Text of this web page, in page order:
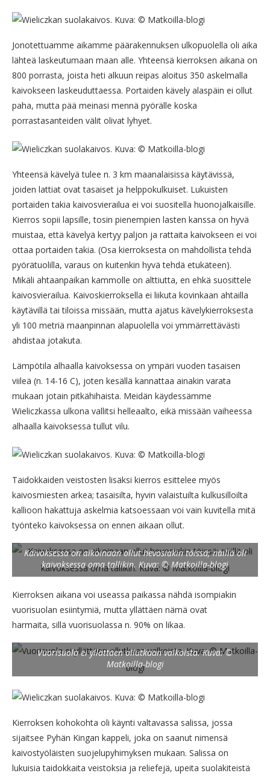
Jonotettuamme aikamme päärakennuksen ulkopuolella oli aika
lähteä laskeutumaan maan alle. Yhteensä kierroksen aikana on
800 porrasta, joista heti alkuun reipas aloitus 350 askelmalla
kaivokseen laskeuduttaessa. Portaiden kävely alaspäin ei ollut
paha, mutta pää meinasi mennä pyörälle koska
porrastasanteiden välit olivat lyhyet.
Yhteensä kävelyä tulee n. 3 km maanalaisissa käytävissä,
joiden lattiat ovat tasaiset ja helppokulkuiset. Lukuisten
portaiden takia kaivosvierailua ei voi suositella huonojalkaisille.
Kierros sopii lapsille, tosin pienempien lasten kanssa on hyvä
muistaa, että kävelyä kertyy paljon ja rattaita kaivokseen ei voi
ottaa portaiden takia. (Osa kierroksesta on mahdollista tehdä
pyörätuolilla, varaus on kuitenkin hyvä tehdä etukäteen).
Mikäli ahtaanpaikan kammolle on alttiutta, en ehkä suosittele
kaivosvierailua. Kaivoskierroksella ei liikuta kovinkaan ahtailla
käytävillä tai tiloissa missään, mutta ajatus kävelykierroksesta
yli 100 metriä maanpinnan alapuolella voi ymmärrettävästi
ahdistaa jotakuta.
Lämpötila alhaalla kaivoksessa on ympäri vuoden tasaisen
viileä (n. 14-16 C), joten kesällä kannattaa ainakin varata
mukaan jotain pitkähihaista. Meidän käydessämme
Wieliczkassa ulkona vallitsi helleaalto, eikä missään vaiheessa
alhaalla kaivoksessa tullut vilu.
Taidokkaiden veistosten lisäksi kierros esittelee myös
kaivosmiesten arkea; tasaisilta, hyvin valaistuilta kulkusilloilta
kallioon hakattuja askelmia katsoessaan voi vain kuvitella mitä
työnteko kaivoksessa on ennen aikaan ollut.
Kaivoksessa on aikoinaan ollut hevosiakin töissä; näillä oli
kaivoksessa oma tallikin. Kuva: © Matkoilla-blogi
Kierroksen aikana voi useassa paikassa nähdä isompiakin
vuorisuolan esiintymiä, mutta yllättäen nämä ovat
harmaita, sillä vuorisuolassa n. 90% on likaa.
Vuorisuola ei yllättäen ollutkaan valkoista. Kuva: ©
Matkoilla-blogi
Kierroksen kohokohta oli käynti valtavassa salissa, jossa
sijaitsee Pyhän Kingan kappeli, joka on saanut nimensä
kaivostyöläisten suojelupyhimyksen mukaan. Salissa on
lukuisia taidokkaita veistoksia ja reliefejä, upeita suolakiteistä